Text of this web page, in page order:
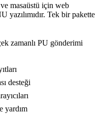
masaüstü için web
yazılımıdır. Tek bir pakette
zamanlı PU gönderimi
desteği
yardım